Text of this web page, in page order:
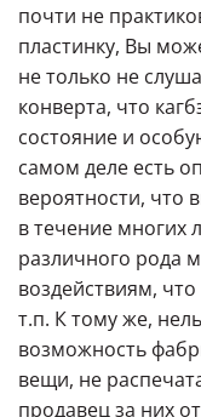
почти не
пластинку, Вы
не только не
конверта, что
состояние и
самом деле есть
вероятности, что
в течение многих
различного рода
воздействиям,
т.п. К тому же,
возможность
вещи, не
продавец за них